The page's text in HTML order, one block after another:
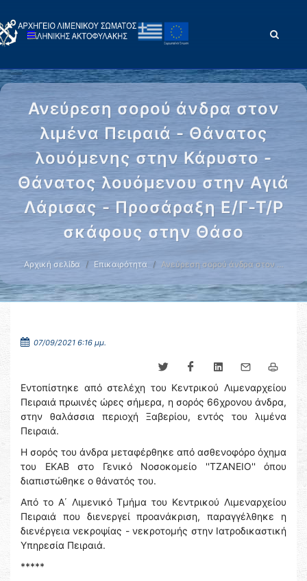
Ανεύρεση σορού άνδρα στον
λιμένα Πειραιά - Θάνατος
λουόμενης στην Κάρυστο -
Θάνατος λουόμενου στην Αγιά
Λάρισας - Προσάραξη Ε/Γ-Τ/Ρ
σκάφους στην Θάσο
Αρχική σελίδα Επικαιρότητα Ανεύρεση σορού άνδρα στον …
07/09/2021 6:16 μμ.
Εντοπίστηκε από στελέχη του Κεντρικού Λιμεναρχείου
Πειραιά πρωινές ώρες σήμερα, η σορός 66χρονου άνδρα,
στην θαλάσσια περιοχή Ξαβερίου, εντός του λιμένα
Πειραιά.
Η σορός του άνδρα μεταφέρθηκε από ασθενοφόρο όχημα
του ΕΚΑΒ στο Γενικό Νοσοκομείο ''ΤΖΑΝΕΙΟ'' όπου
διαπιστώθηκε ο θάνατός του.
Από το Α΄ Λιμενικό Τμήμα του Κεντρικού Λιμεναρχείου
Πειραιά που διενεργεί προανάκριση, παραγγέλθηκε η
διενέργεια νεκροψίας - νεκροτομής στην Ιατροδικαστική
Υπηρεσία Πειραιά.
*****